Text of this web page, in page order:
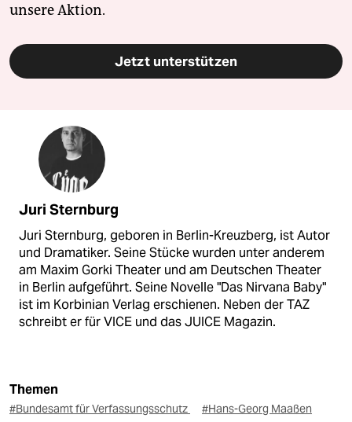
unsere Aktion.
Jetzt unterstützen
Juri Sternburg
Juri Sternburg, geboren in Berlin-Kreuzberg, ist Autor
und Dramatiker. Seine Stücke wurden unter anderem
am Maxim Gorki Theater und am Deutschen Theater
in Berlin aufgeführt. Seine Novelle "Das Nirvana Baby"
ist im Korbinian Verlag erschienen. Neben der TAZ
schreibt er für VICE und das JUICE Magazin.
Themen
#Bundesamt für Verfassungsschutz
#Hans-Georg Maaßen